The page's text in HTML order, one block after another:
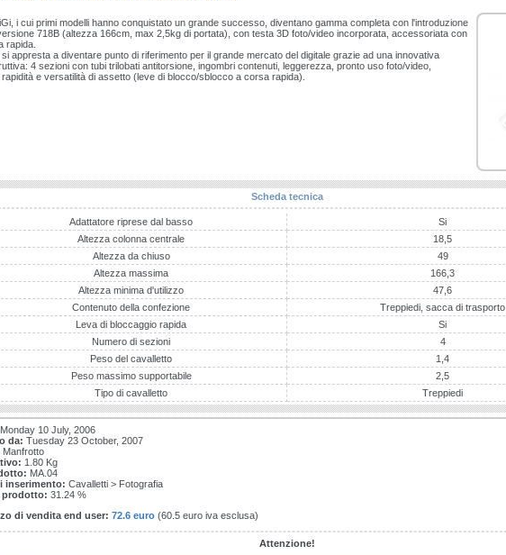
i cui primi modelli hanno conquistato un grande successo, diventano gamma completa con l'introduzione
718B (altezza 166cm, max 2,5kg di portata), con testa 3D foto/video incorporata, accessoriata con
rapida.
si appresta a diventare punto di riferimento per il grande mercato del digitale grazie ad una innovativa
4 sezioni con tubi trilobati antitorsione, ingombri contenuti, leggerezza, pronto uso foto/video,
e versatilità di assetto (leve di blocco/sblocco a corsa rapida).
Scheda tecnica
Adattatore riprese dal basso
Si
Altezza colonna centrale
18,5
Altezza da chiuso
49
Altezza massima
166,3
Altezza minima d'utilizzo
47,6
Contenuto della confezione
Treppiedi, sacca di trasporto
Leva di bloccaggio rapida
Si
Numero di sezioni
4
Peso del cavalletto
1,4
Peso massimo supportabile
2,5
Tipo di cavalletto
Treppiedi
Monday 10 July, 2006
da: Tuesday 23 October, 2007
Manfrotto
1.80 Kg
MA.04
inserimento: Cavalletti > Fotografia
prodotto: 31.24 %
di vendita end user: 72.6 euro (60.5 euro iva esclusa)
Attenzione!